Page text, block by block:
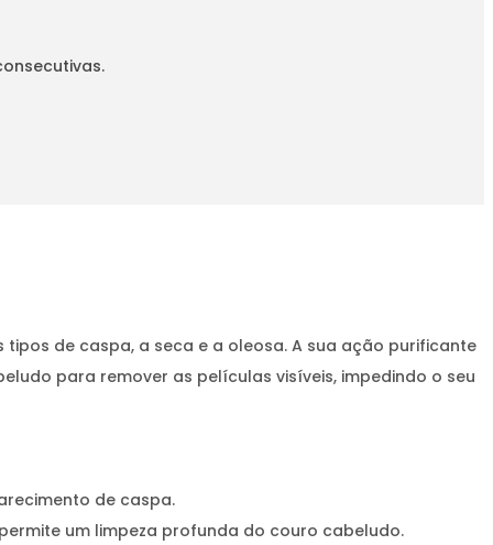
tipos de caspa, a seca e a oleosa. A sua ação purificante
para remover as películas visíveis, impedindo o seu
de caspa.
um limpeza profunda do couro cabeludo.